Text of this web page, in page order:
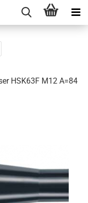
HSK63F M12 A=84